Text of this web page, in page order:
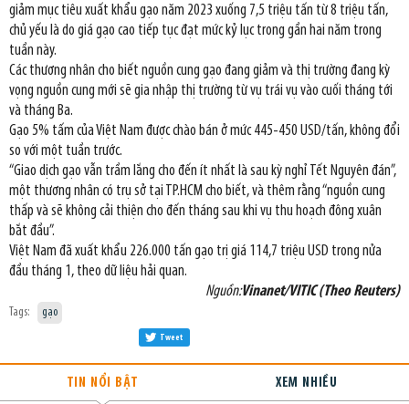
giảm mục tiêu xuất khẩu gạo năm 2023 xuống 7,5 triệu tấn từ 8 triệu tấn,
chủ yếu là do giá gạo cao tiếp tục đạt mức kỷ lục trong gần hai năm trong
tuần này.
Các thương nhân cho biết nguồn cung gạo đang giảm và thị trường đang kỳ
vọng nguồn cung mới sẽ gia nhập thị trường từ vụ trái vụ vào cuối tháng tới
và tháng Ba.
Gạo 5% tấm của Việt Nam được chào bán ở mức 445-450 USD/tấn, không đổi
so với một tuần trước.
“Giao dịch gạo vẫn trầm lắng cho đến ít nhất là sau kỳ nghỉ Tết Nguyên đán”,
một thương nhân có trụ sở tại TP.HCM cho biết, và thêm rằng “nguồn cung
thấp và sẽ không cải thiện cho đến tháng sau khi vụ thu hoạch đông xuân
bắt đầu”.
Việt Nam đã xuất khẩu 226.000 tấn gạo trị giá 114,7 triệu USD trong nửa
đầu tháng 1, theo dữ liệu hải quan.
Nguồn:Vinanet/VITIC (Theo Reuters)
Tags: gạo
Tweet
TIN NỔI BẬT XEM NHIỀU